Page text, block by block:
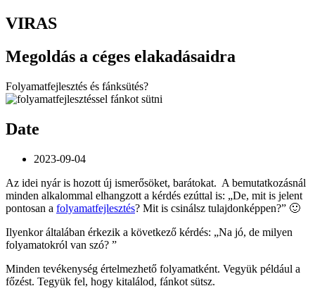
VIRAS
Megoldás a céges elakadásaidra
Folyamatfejlesztés és fánksütés?
Date
2023-09-04
Az idei nyár is hozott új ismerősöket, barátokat. A bemutatkozásnál
minden alkalommal elhangzott a kérdés ezúttal is: „De, mit is jelent
pontosan a folyamatfejlesztés? Mit is csinálsz tulajdonképpen?” 🙂
Ilyenkor általában érkezik a következő kérdés: „Na jó, de milyen
folyamatokról van szó? ”
Minden tevékenység értelmezhető folyamatként. Vegyük például a
főzést. Tegyük fel, hogy kitalálod, fánkot sütsz.